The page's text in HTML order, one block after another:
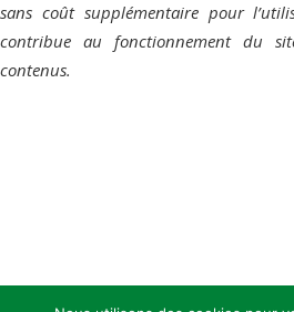
sans coût supplémentaire pour
contribue au fonctionnement du
contenus.